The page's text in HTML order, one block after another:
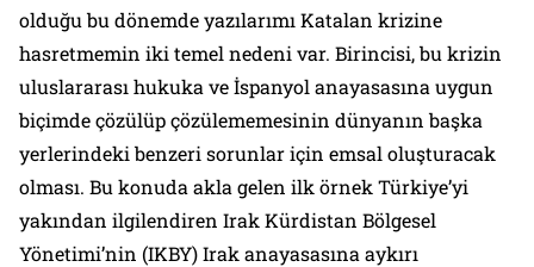
olduğu bu dönemde yazılarımı Katalan krizine
hasretmemin iki temel nedeni var. Birincisi, bu krizin
uluslararası hukuka ve İspanyol anayasasına uygun
biçimde çözülüp çözülememesinin dünyanın başka
yerlerindeki benzeri sorunlar için emsal oluşturacak
olması. Bu konuda akla gelen ilk örnek Türkiye’yi
yakından ilgilendiren Irak Kürdistan Bölgesel
Yönetimi’nin (IKBY) Irak anayasasına aykırı